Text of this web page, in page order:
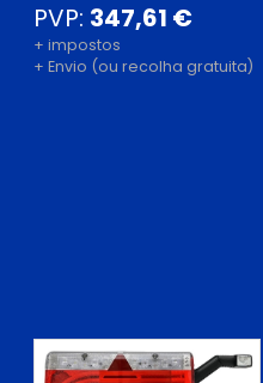
PVP: 347,61 €
+ impostos
+ Envio (ou recolha gratuita)